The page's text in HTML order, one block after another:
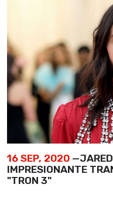
16 SEP, 2020
IMPRESIONANTE
"TRON 3"